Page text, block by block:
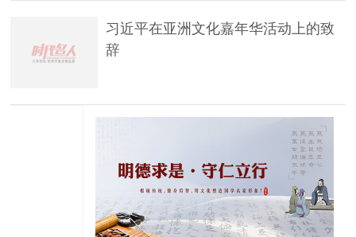
习近平在亚洲文化嘉年华活动上的致
辞